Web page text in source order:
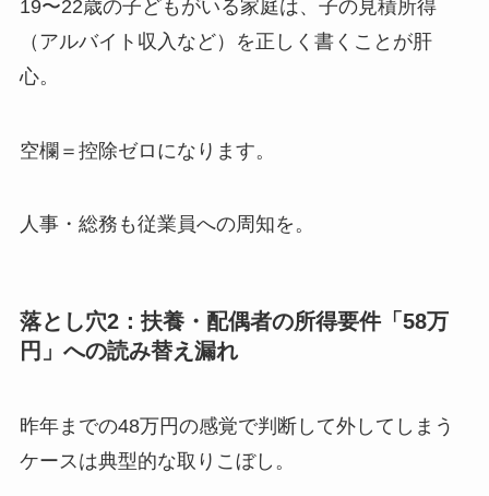
19〜22歳の子どもがいる家庭は、子の見積所得
（アルバイト収入など）を正しく書くことが肝
心。
空欄＝控除ゼロになります。
人事・総務も従業員への周知を。
落とし穴2：扶養・配偶者の所得要件「58万
円」への読み替え漏れ
昨年までの48万円の感覚で判断して外してしまう
ケースは典型的な取りこぼし。